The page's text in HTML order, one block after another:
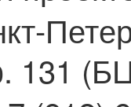
131